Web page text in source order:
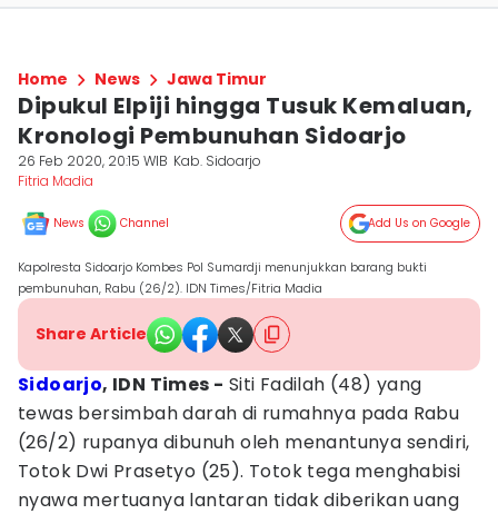
Home News Jawa Timur
Dipukul Elpiji hingga Tusuk Kemaluan,
Kronologi Pembunuhan Sidoarjo
26 Feb 2020, 20:15 WIB Kab. Sidoarjo
Fitria Madia
News Channel Add Us on Google
Kapolresta Sidoarjo Kombes Pol Sumardji menunjukkan barang bukti
pembunuhan, Rabu (26/2). IDN Times/Fitria Madia
Share Article
Sidoarjo, IDN Times - Siti Fadilah (48) yang
tewas bersimbah darah di rumahnya pada Rabu
(26/2) rupanya dibunuh oleh menantunya sendiri,
Totok Dwi Prasetyo (25). Totok tega menghabisi
nyawa mertuanya lantaran tidak diberikan uang